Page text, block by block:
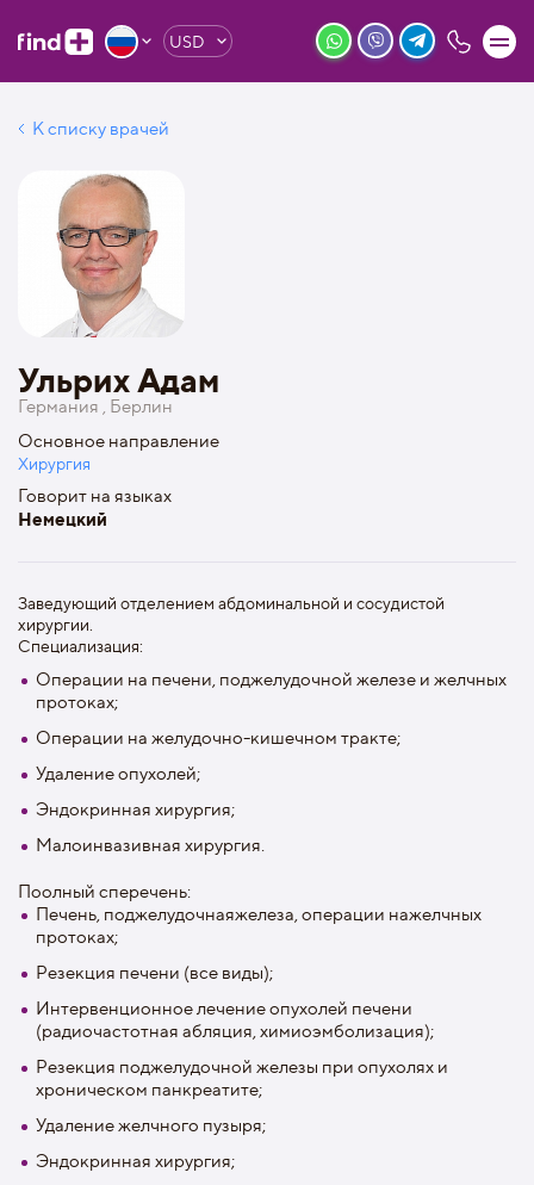
USD
К списку врачей
Ульрих Адам
Германия , Берлин
Основное направление
Хирургия
Говорит на языках
Немецкий
Заведующий отделением абдоминальной и сосудистой
хирургии.
Cпециализация:
Операции на печени, поджелудочной железе и желчных
протоках;
Операции на желудочно-кишечном тракте;
Удаление опухолей;
Эндокринная хирургия;
Малоинвазивная хирургия.
Поолный сперечень:
Печень, поджелудочнаяжелеза, операции нажелчных
протоках;
Резекция печени (все виды);
Интервенционное лечение опухолей печени
(радиочастотная абляция, химиоэмболизация);
Резекция поджелудочной железы при опухолях и
хроническом панкреатите;
Удаление желчного пузыря;
Эндокринная хирургия;